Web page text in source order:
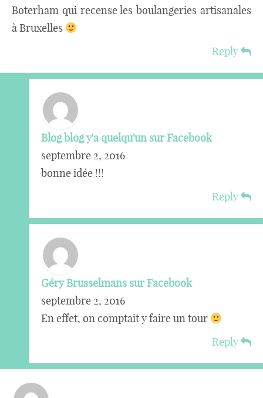
Boterham qui recense les boulangeries artisanales
à Bruxelles
Reply
Blog blog y'a quelqu'un sur Facebook
septembre 2, 2016
bonne idée !!!
Reply
Géry Brusselmans sur Facebook
septembre 2, 2016
En effet, on comptait y faire un tour
Reply